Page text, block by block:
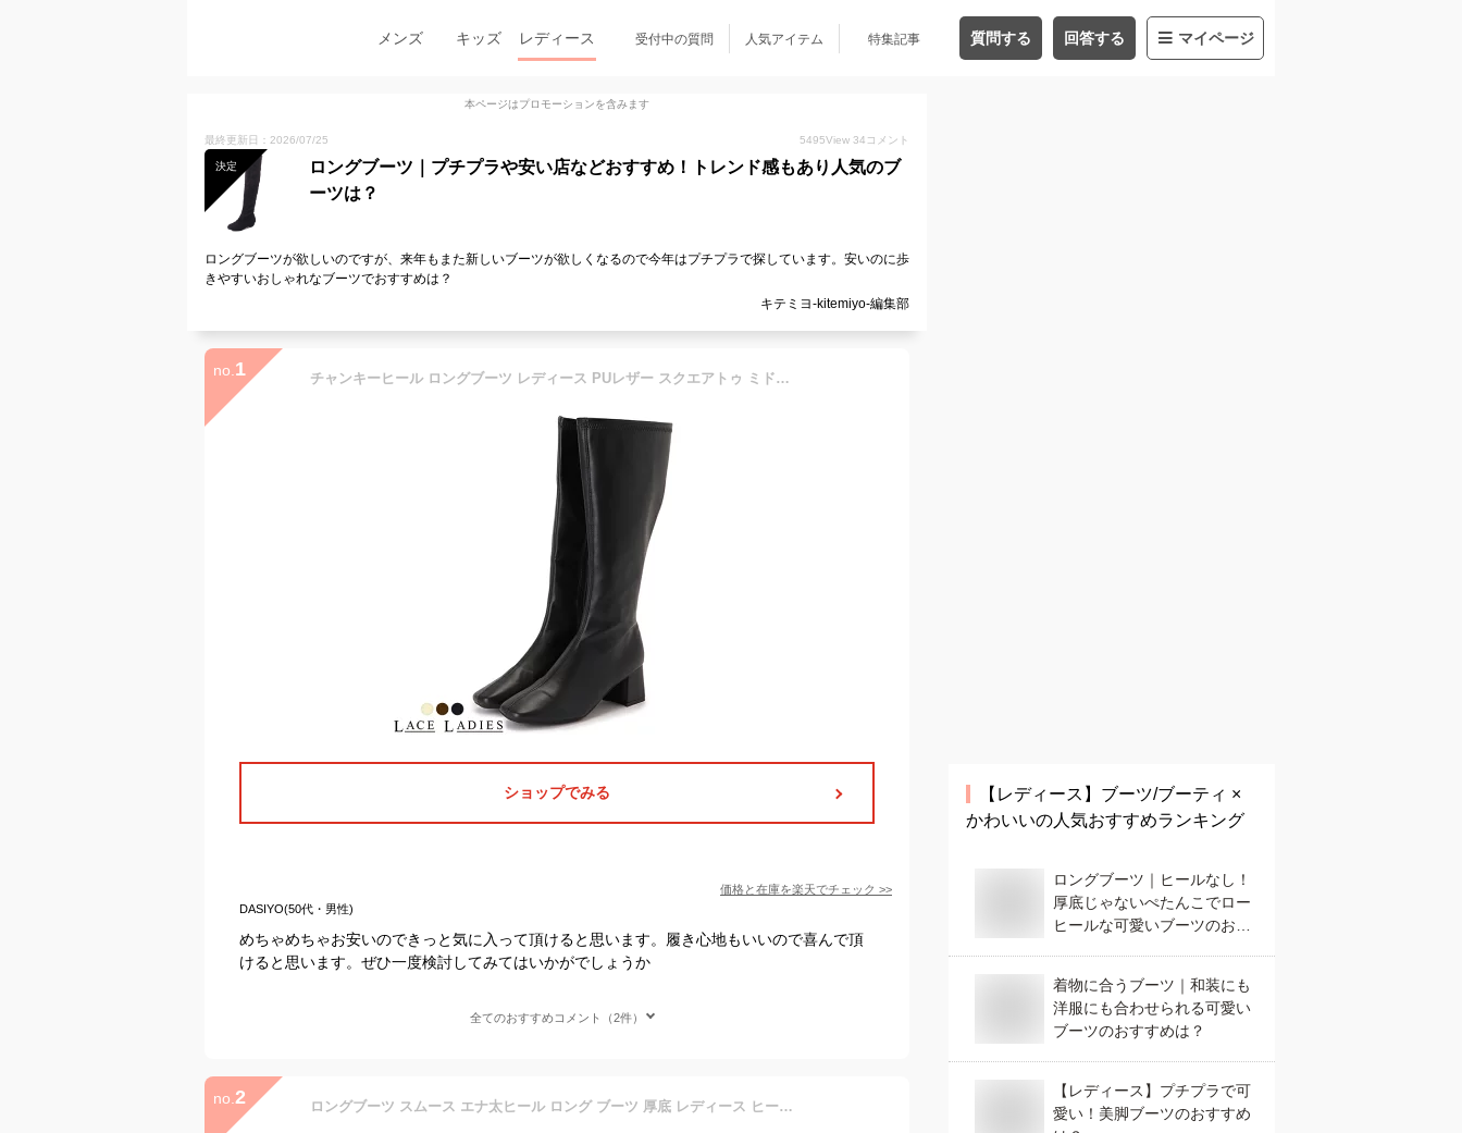
メンズ キッズ レディース 受付中の質問 人気アイテム 特集記事 質問する 回答する マイページ
本ページはプロモーションを含みます
最終更新日：2026/07/25 5495View 34 コメント
決定
ロングブーツ｜プチプラや安い店などおすすめ！トレンド感もあり人気のブ
ーツは？
ロングブーツが欲しいのですが、来年もまた新しいブーツが欲しくなるので今年はプチプラで探しています。安いのに歩
きやすいおしゃれなブーツでおすすめは？
キテミヨ-kitemiyo-編集部
no. 1 チャンキーヒール ロングブーツ レディース PUレザー スクエアトゥ ミドルヒール 秋 冬 美脚 脚長 シンプル カジュアル フェミニン ガーリー きれいめ 通勤 ブラック ブラウン アイボリー
ショップでみる
価格と在庫を楽天でチェック >>
DASIYO(50代・男性)
めちゃめちゃお安いのできっと気に入って頂けると思います。履き心地もいいので喜んで頂
けると思います。ぜひ一度検討してみてはいかがでしょうか
全てのおすすめコメント（2件）
no. 2 ロングブーツ スムース エナ太ヒール ロング ブーツ 厚底 レディース ヒール 秋 冬 歩きやすい 通勤用 仕事 痛くない ベーシック シンプル 黒 茶 ブラック ブラウン ベージュ
【レディース】 ブーツ/ブーティ ×
かわいいの人気おすすめランキング
ロングブーツ｜ヒールなし！
厚底じゃないぺたんこでロー
ヒールな可愛いブーツのおす
着物に合うブーツ｜和装にも
洋服にも合わせられる可愛い
ブーツのおすすめは？
【レディース】プチプラで可
愛い！美脚ブーツのおすすめ